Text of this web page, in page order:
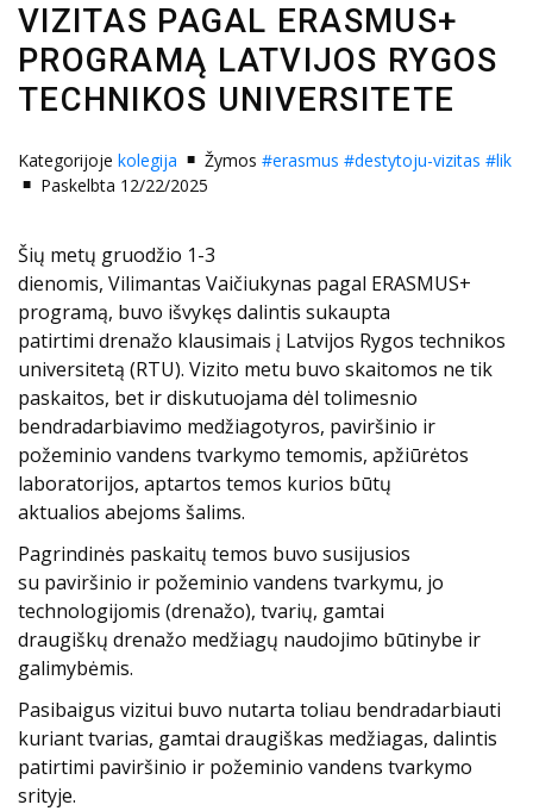
VIZITAS PAGAL ERASMUS+
PROGRAMĄ LATVIJOS RYGOS
TECHNIKOS UNIVERSITETE
Kategorijoje kolegija Žymos #erasmus #destytoju-vizitas #lik
Paskelbta 12/22/2025
Šių metų gruodžio 1-3
dienomis, Vilimantas Vaičiukynas pagal ERASMUS+
programą, buvo išvykęs dalintis sukaupta
patirtimi drenažo klausimais į Latvijos Rygos technikos
universitetą (RTU). Vizito metu buvo skaitomos ne tik
paskaitos, bet ir diskutuojama dėl tolimesnio
bendradarbiavimo medžiagotyros, paviršinio ir
požeminio vandens tvarkymo temomis, apžiūrėtos
laboratorijos, aptartos temos kurios būtų
aktualios abejoms šalims.
Pagrindinės paskaitų temos buvo susijusios
su paviršinio ir požeminio vandens tvarkymu, jo
technologijomis (drenažo), tvarių, gamtai
draugiškų drenažo medžiagų naudojimo būtinybe ir
galimybėmis.
Pasibaigus vizitui buvo nutarta toliau bendradarbiauti
kuriant tvarias, gamtai draugiškas medžiagas, dalintis
patirtimi paviršinio ir požeminio vandens tvarkymo
srityje.